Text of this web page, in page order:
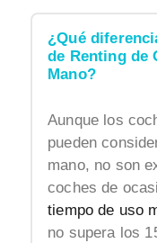
¿Qué
de Renting de
Mano?
Aunque los
pueden
mano, no son
coches de
tiempo de uso
no supera los